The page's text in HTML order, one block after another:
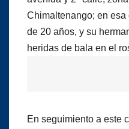
Chimaltenango; en
de 20 años, y su
heridas de bala en el
En seguimiento a este